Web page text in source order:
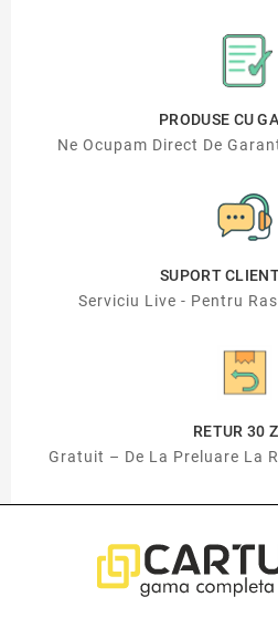
PRODUSE CU
Ne Ocupam Direct De
SUPORT
Serviciu Live - Pentru
RETUR 30
Gratuit – De La Preluare La